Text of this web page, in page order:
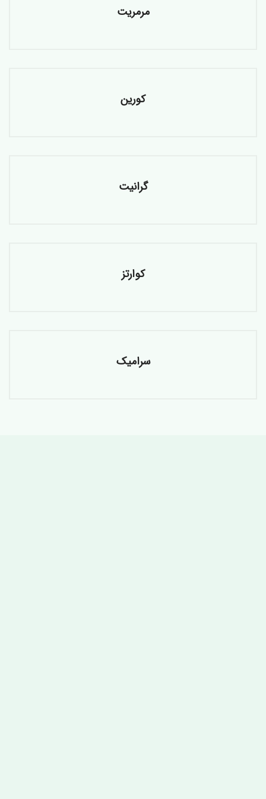
مرمریت
کورین
گرانیت
کوارتز
سرامیک